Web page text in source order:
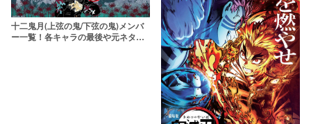
十二鬼月(上弦の鬼/下弦の鬼)メンバ
ー一覧！各キャラの最後や元ネタの